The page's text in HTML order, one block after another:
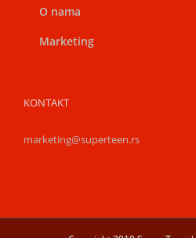
O nama
Marketing
KONTAKT
marketing@superteen.rs